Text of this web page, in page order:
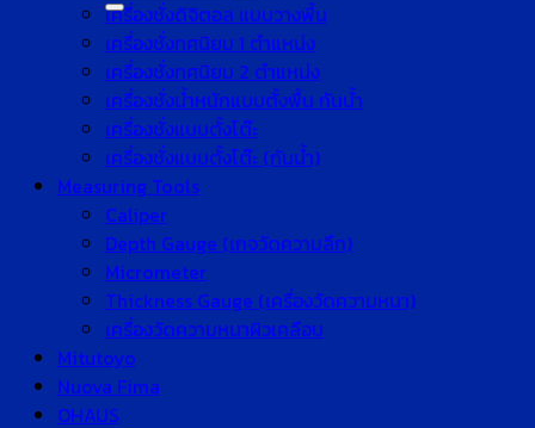
เครื่องชั่งดิจิตอล แบบวางพื้น
เครื่องชั่งทศนิยม 1 ตำแหน่ง
เครื่องชั่งทศนิยม 2 ตำแหน่ง
เครื่องชั่งน้ำหนักแบบตั้งพื้น กันน้ำ
เครื่องชั่งแบบตั้งโต๊ะ
เครื่องชั่งแบบตั้งโต๊ะ (กันน้ำ)
Measuring Tools
Caliper
Depth Gauge (เกจวัดความลึก)
Micrometer
Thickness Gauge (เครื่องวัดความหนา)
เครื่องวัดความหนาผิวเคลือบ
Mitutoyo
Nuova Fima
OHAUS